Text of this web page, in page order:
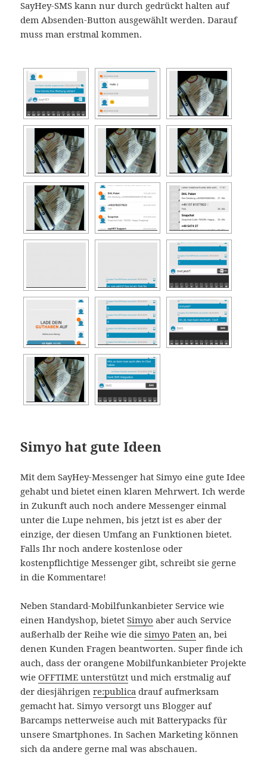
SayHey-SMS kann nur durch gedrückt halten auf
dem Absenden-Button ausgewählt werden. Darauf
muss man erstmal kommen.
Simyo hat gute Ideen
Mit dem SayHey-Messenger hat Simyo eine gute Idee
gehabt und bietet einen klaren Mehrwert. Ich werde
in Zukunft auch noch andere Messenger einmal
unter die Lupe nehmen, bis jetzt ist es aber der
einzige, der diesen Umfang an Funktionen bietet.
Falls Ihr noch andere kostenlose oder
kostenpflichtige Messenger gibt, schreibt sie gerne
in die Kommentare!
Neben Standard-Mobilfunkanbieter Service wie
einen Handyshop, bietetSimyo aber auch Service
außerhalb der Reihe wie diesimyo Paten an, bei
denen Kunden Fragen beantworten. Super finde ich
auch, dass der orangene Mobilfunkanbieter Projekte
wieOFFTIME unterstützt und mich erstmalig auf
der diesjährigenre:publica drauf aufmerksam
gemacht hat. Simyo versorgt uns Blogger auf
Barcamps netterweise auch mit Batterypacks für
unsere Smartphones. In Sachen Marketing können
sich da andere gerne mal was abschauen.